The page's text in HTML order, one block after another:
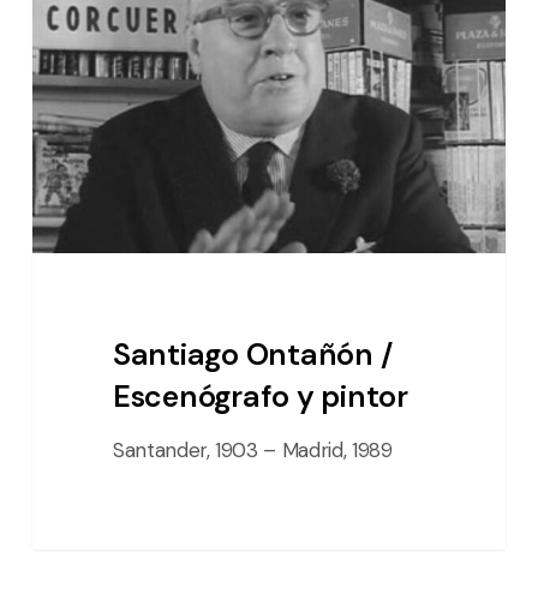
Escenógrafo
y
pintor
Santiago Ontañón /
Escenógrafo y pintor
Santander, 1903 – Madrid, 1989